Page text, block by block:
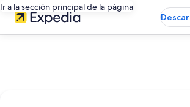
Ir a la sección principal de la página